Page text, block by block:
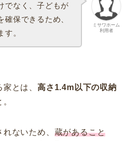
ミサワホーム
利用者
でなく、子どもが
確保できるため、
す。
とは、 高さ1.4m以下の収納
ないため、 蔵があること